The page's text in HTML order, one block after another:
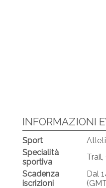
INFORMAZIONI
Sport
Specialità
sportiva
Scadenza
iscrizioni
Dal